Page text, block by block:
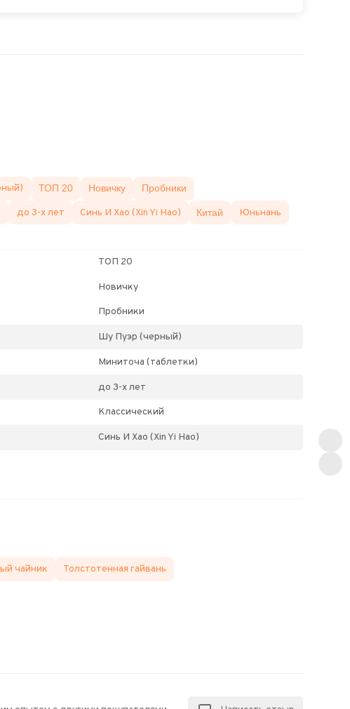
ТОП 20 Новичку Пробники
до 3-х лет Синь И Хао (Xin Yi Hao) Китай Юньнань
ТОП 20
Новичку
Пробники
Шу Пуэр (черный)
Миниточа (таблетки)
до 3-х лет
Классический
Синь И Хао (Xin Yi Hao)
чайник Толстотенная гайвань